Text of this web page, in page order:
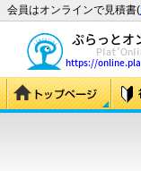
会員はオンラインで見積書(